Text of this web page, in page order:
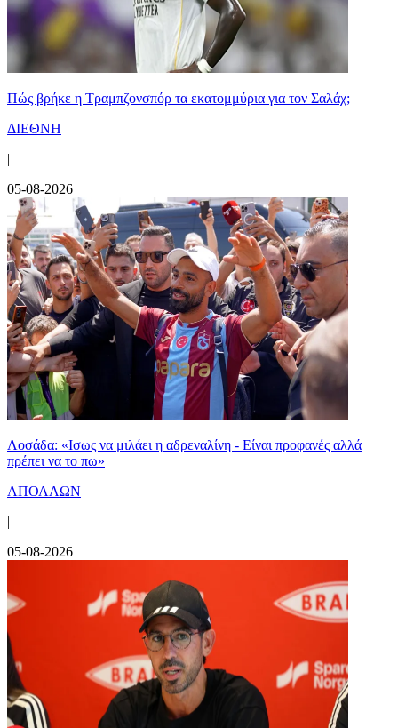
Πώς βρήκε η Τραμπζονσπόρ τα εκατομμύρια για τον Σαλάχ;
ΔΙΕΘΝΗ
|
05-08-2026
Λοσάδα: «Ισως να μιλάει η αδρεναλίνη - Είναι προφανές αλλά
πρέπει να το πω»
ΑΠΟΛΛΩΝ
|
05-08-2026